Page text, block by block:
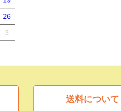
26
3
送料について